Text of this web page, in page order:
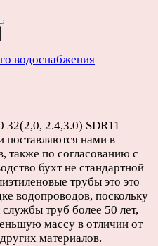
водоснабжения
32(2,0, 2.4,3.0) SDR11
поставляются нами в
также по согласованию с
бухт не стандартной
трубы это это
водопроводов, поскольку
труб более 50 лет,
массу в отличии от
материалов.